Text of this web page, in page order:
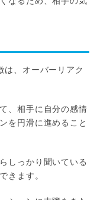
は、オーバーリアク
、相手に自分の感情
を円滑に進めること
しっかり聞いている
きます。